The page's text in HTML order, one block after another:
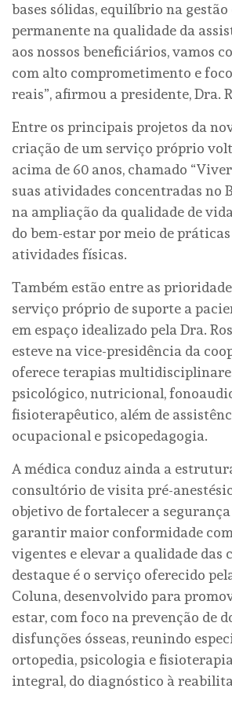
bases sólidas, equilíbrio na gestão
permanente na qualidade da
aos nossos beneficiários, vamos
com alto comprometimento e
reais”, afirmou a presidente, Dra.
Entre os principais projetos da
criação de um serviço próprio
acima de 60 anos, chamado
suas atividades concentradas no
na ampliação da qualidade de
do bem-estar por meio de
atividades físicas.
Também estão entre as
serviço próprio de suporte a
em espaço idealizado pela Dra.
esteve na vice-presidência da
oferece terapias
psicológico, nutricional,
fisioterapêutico, além de
ocupacional e psicopedagogia.
A médica conduz ainda a
consultório de visita pré-
objetivo de fortalecer a
garantir maior conformidade
vigentes e elevar a qualidade das
destaque é o serviço oferecido
Coluna, desenvolvido para
estar, com foco na prevenção de
disfunções ósseas, reunindo
ortopedia, psicologia e
integral, do diagnóstico à